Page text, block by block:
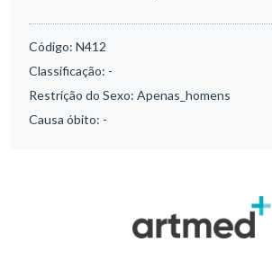
Código: N412
Classificação: -
Restrição do Sexo: Apenas_homens
Causa óbito: -